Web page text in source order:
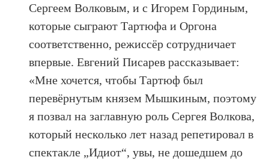
Сергеем Волковым, и с Игорем Гординым,
которые сыграют Тартюфа и Оргона
соответственно, режиссёр сотрудничает
впервые. Евгений Писарев рассказывает:
«Мне хочется, чтобы Тартюф был
перевёрнутым князем Мышкиным, поэтому
я позвал на заглавную роль Сергея Волкова,
который несколько лет назад репетировал в
спектакле „Идиот“, увы, не дошедшем до